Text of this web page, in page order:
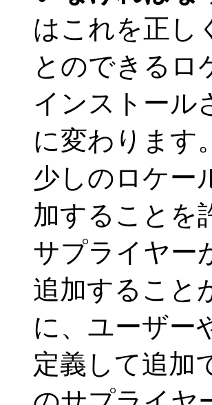
はこれを正し
とのできるロ
インストール
に変わります
少しのロケー
加することを
サプライヤー
追加すること
に、ユーザー
定義して追加